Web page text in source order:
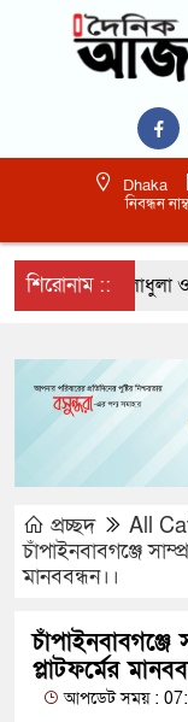
Dhaka
নিবন্ধন
শিরোনাম ::খেলাধুলা ও বই
প্রচ্ছদ All
চাঁপাইনবাবগঞ্জে
মানববন্ধন।।
চাঁপাইনবাবগঞ্জে
প্লাটফর্মের
আপডেট সময় :